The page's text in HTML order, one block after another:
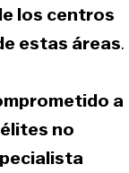
los centros
estas áreas.
a
no